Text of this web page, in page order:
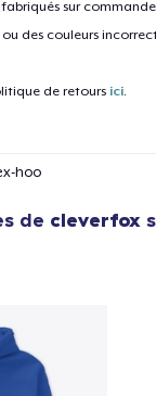
sur
des couleurs
de retours ici.
hoo
de cleverfox